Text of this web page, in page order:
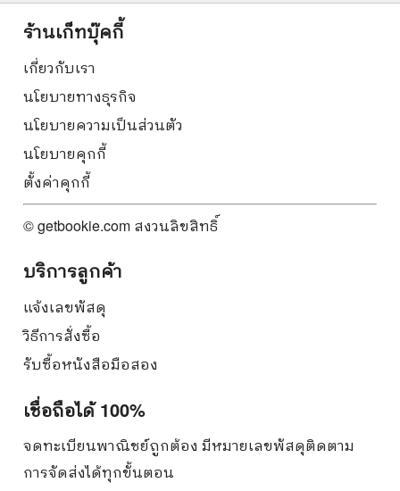
ร้านเก็ทบุ๊คกี้
เกี่ยวกับเรา
นโยบายทางธุรกิจ
นโยบายความเป็นส่วนตัว
นโยบายคุกกี้
ตั้งค่าคุกกี้
© getbookie.com สงวนลิขสิทธิ์
บริการลูกค้า
แจ้งเลขพัสดุ
วิธีการสั่งซื้อ
รับซื้อหนังสือมือสอง
เชื่อถือได้ 100%
จดทะเบียนพาณิชย์ถูกต้อง มีหมายเลขพัสดุติดตาม
การจัดส่งได้ทุกขั้นตอน